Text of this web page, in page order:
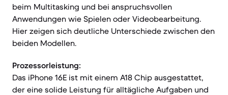
beim Multitasking und bei anspruchsvollen
Anwendungen wie Spielen oder Videobearbeitung.
Hier zeigen sich deutliche Unterschiede zwischen den
beiden Modellen.
Prozessorleistung:
Das iPhone 16E ist mit einem A18 Chip ausgestattet,
der eine solide Leistung für alltägliche Aufgaben und